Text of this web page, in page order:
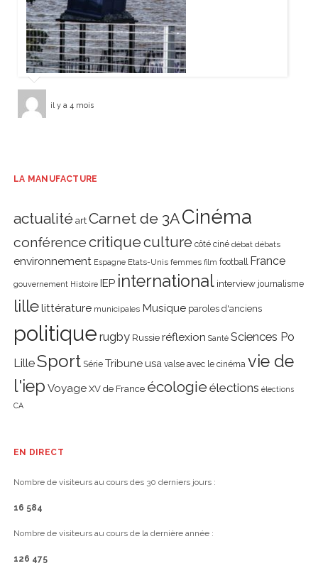
il y a 4 mois
LA MANUFACTURE
actualité art Carnet de 3ACinéma
conférencecritiqueculture côté ciné débat débats
environnement Espagne Etats-Unis femmes film football France
gouvernement Histoire IEP international interview journalisme
lillelittérature municipales Musique paroles d'anciens
politique rugby Russie réflexion Santé Sciences Po
LilleSport Série Tribune usa valse avec le cinéma vie de
l'iep Voyage XV de France écologie élections élections
CA
EN DIRECT
Nombre de visiteurs au cours des 30 derniers jours :
16 584
Nombre de visiteurs au cours de la dernière année :
126 475